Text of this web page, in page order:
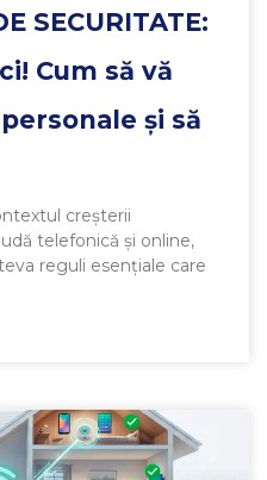
SECURITATE:
Cum să vă
și să
creșterii
telefonică și online,
reguli esențiale care